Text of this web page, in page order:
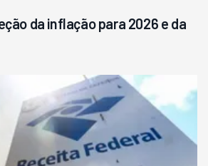
da inflação para 2026 e da